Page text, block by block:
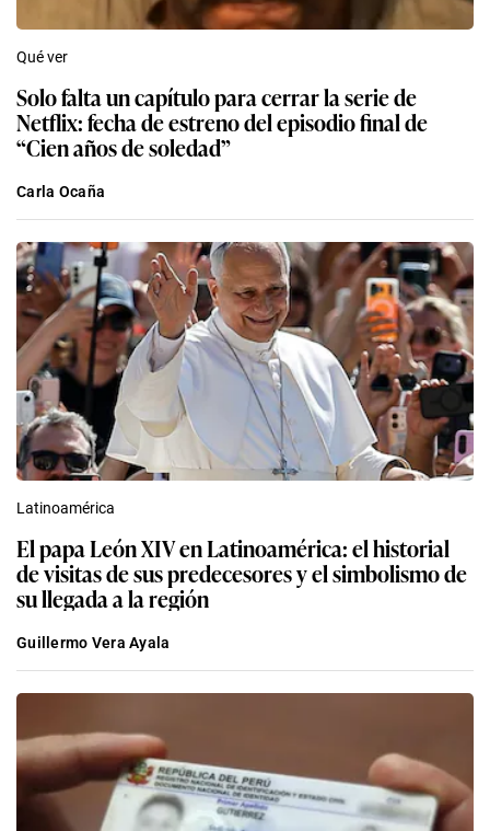
Qué ver
Solo falta un capítulo para cerrar la serie de
Netflix: fecha de estreno del episodio final de
“Cien años de soledad”
Carla Ocaña
Latinoamérica
El papa León XIV en Latinoamérica: el historial
de visitas de sus predecesores y el simbolismo de
su llegada a la región
Guillermo Vera Ayala